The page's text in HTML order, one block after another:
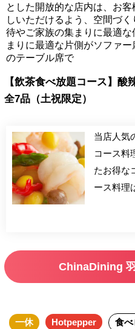
とした開放的な店内は、お
しいただけるよう、空間づ
待やご家族の集まりに最適
まりに最適な片側がソファ
のテーブル席で
【飲茶食べ放題コース】
全7品（土祝限定）
当店人気
コース料
たお得な
ース料理
ら、ビ
ービュ
間で、肩
材を使い
ChinaDining
一休 Hotpepper 食べ